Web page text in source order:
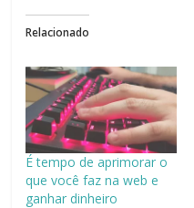
Relacionado
É tempo de aprimorar o
que você faz na web e
ganhar dinheiro